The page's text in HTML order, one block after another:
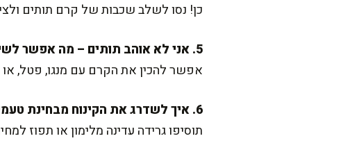
כן! נסו לשלב שכבות של קרם תותים
5. אני לא אוהב תותים – מה אפשר לשים במקום?
אפשר להכין את הקרם עם מנגו, פטל,
6. איך לשדרג את הקינוח מבחינת טעמים?
תוסיפו גרידה עדינה מלימון או תפוז